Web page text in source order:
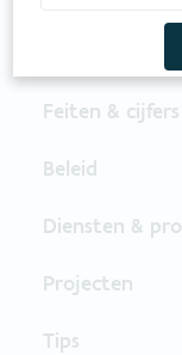
Feiten & cijfers
Beleid
Diensten &
Projecten
Tips